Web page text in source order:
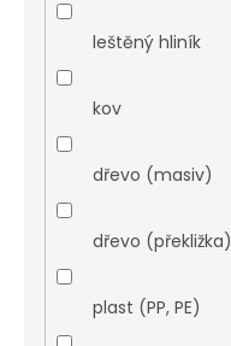
leštěný hliník
kov
dřevo (masiv)
dřevo (překližka)
plast (PP, PE)